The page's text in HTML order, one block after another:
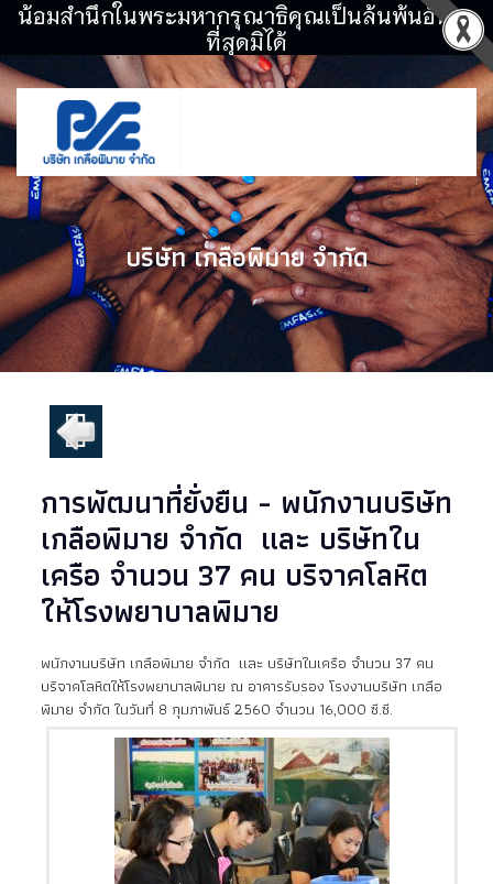
น้อมสำนึกในพระมหากรุณาธิคุณเป็นล้นพ้นอันหา
ที่สุดมิได้
บริษัท เกลือพิมาย จำกัด
การพัฒนาที่ยั่งยืน - พนักงานบริษัท
เกลือพิมาย จำกัด และ บริษัทใน
เครือ จำนวน 37 คน บริจาคโลหิต
ให้โรงพยาบาลพิมาย
พนักงานบริษัท เกลือพิมาย จำกัด และ บริษัทในเครือ จำนวน 37 คน
บริจาคโลหิตให้โรงพยาบาลพิมาย ณ อาคารรับรอง โรงงานบริษัท เกลือ
พิมาย จำกัด ในวันที่ 8 กุมภาพันธ์ 2560 จำนวน 16,000 ซี.ซี.